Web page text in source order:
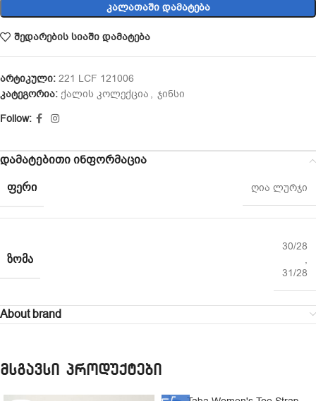
ᲙᲐᲚᲐᲗᲐᲨᲘ ᲓᲐᲛᲐᲢᲔᲑᲐ
შედარების სიაში დამატება
არტიკული: 221 LCF 121006
კატეგორია: ქალის კოლექცია , ჯინსი
Follow:
დამატებითი ინფორმაცია
ᲤᲔᲠᲘ
ღია ლურჯი
ᲖᲝᲛᲐ
30/28
,
31/28
About brand
მსგავსი პროდუქტები